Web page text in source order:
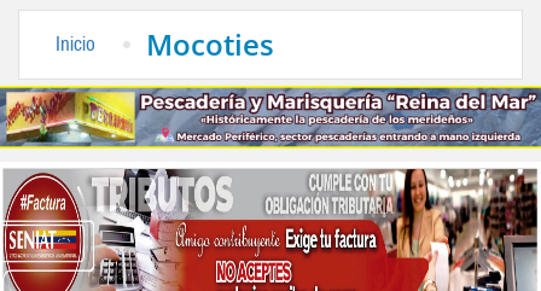
Inicio Mocoties